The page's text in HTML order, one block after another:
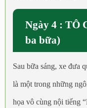
Ngày 4 : TÔ
ba bữa)
Sau bữa sáng, xe đưa
là một trong những
họa vô cùng nội tiếng